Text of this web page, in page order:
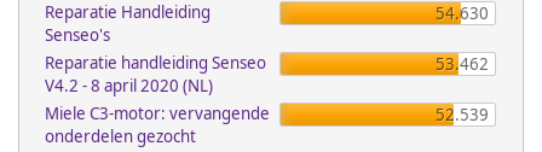
Reparatie Handleiding
Senseo's
54.630
Reparatie handleiding Senseo
V4.2 - 8 april 2020 (NL)
53.462
Miele C3-motor: vervangende
onderdelen gezocht
52.539